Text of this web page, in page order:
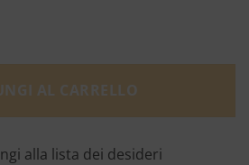
- Andy Tauer quantità
AL CARRELLO
alla lista dei desideri